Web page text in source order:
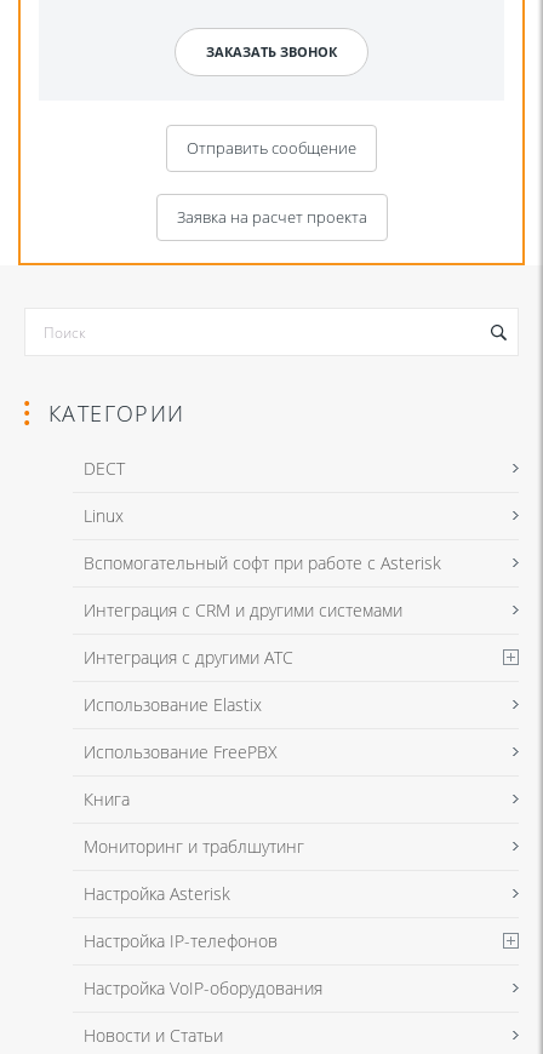
Отправить сообщение
Я даю согласие на обработку моих персональных данных для связи
в соответствии сПолитикой в отношении обработки персональных
Заявка на расчет проекта
Я даю согласие на обработку моих персональных данных для связи
в соответствии с Политикой в отношении обработки персональных
КАТЕГОРИИ
DECT
Linux
Вспомогательный софт при работе с Asterisk
Интеграция с CRM и другими системами
Интеграция с другими АТС
Использование Elastix
Использование FreePBX
Книга
Мониторинг и траблшутинг
Настройка Asterisk
Настройка IP-телефонов
Настройка VoIP-оборудования
Новости и Статьи